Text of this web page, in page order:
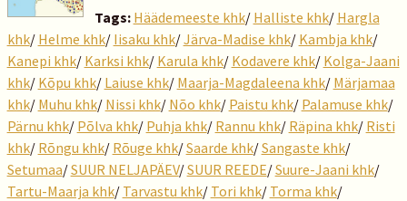
Tags: Häädemeeste khk/ Halliste khk/ Hargla
khk/ Helme khk/ Iisaku khk/Järva-Madise khk/ Kambja khk/
Kanepi khk/ Karksi khk/ Karula khk/ Kodavere khk/ Kolga-Jaani
khk/ Kõpu khk/ Laiuse khk/ Maarja-Magdaleena khk/ Märjamaa
khk/ Muhu khk/ Nissi khk/ Nõo khk/ Paistu khk/ Palamuse khk/
Pärnu khk/ Põlva khk/ Puhja khk/ Rannu khk/ Räpina khk/ Risti
khk/ Rõngu khk/ Rõuge khk/Saarde khk/Sangaste khk/
Setumaa/SUUR NELJAPÄEV/SUUR REEDE/Suure-Jaani khk/
Tartu-Maarja khk/ Tarvastu khk/ Tori khk/ Torma khk/